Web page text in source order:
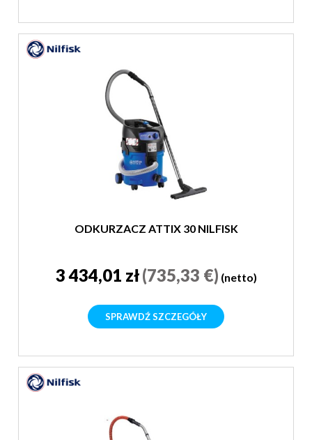
ODKURZACZ ATTIX 30 NILFISK
3 434,01 zł(735,33 €) (netto)
SPRAWDŹ SZCZEGÓŁY